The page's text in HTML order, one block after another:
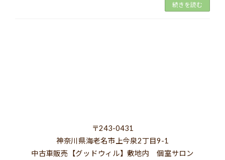
続きを読む
〒243-0431
神奈川県海老名市上今泉2丁目9-1
中古車販売【グッドウィル】敷地内 個室サロン